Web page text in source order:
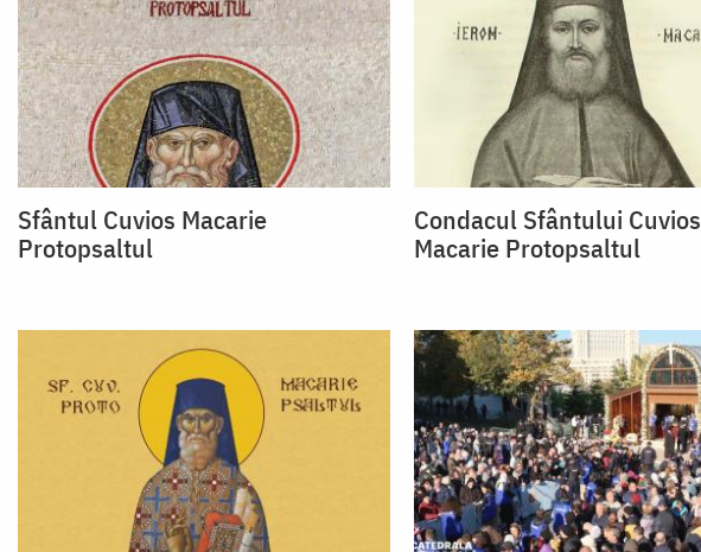
Sfântul Cuvios Macarie
Protopsaltul
Condacul Sfântului Cuvios
Macarie Protopsaltul